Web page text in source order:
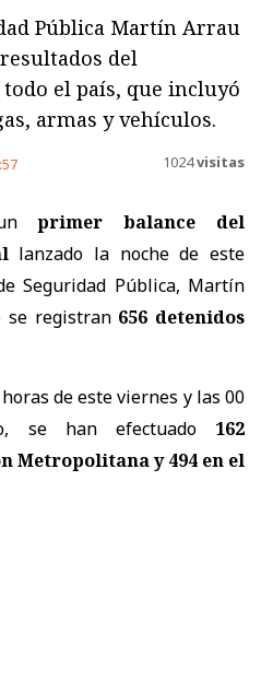
Pública Martín Arrau
del
el país, que incluyó
armas y vehículos.
1024visitas
unprimer balance del
lanzado la noche de este
Seguridad Pública, Martín
se registran 656 detenidos
de este viernes y las 00
se han efectuado 162
Metropolitana y 494 en el